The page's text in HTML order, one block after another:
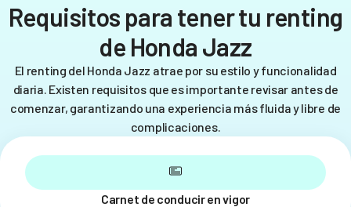
Requisitos para tener tu renting
de Honda Jazz
El renting del Honda Jazz atrae por su estilo y funcionalidad
diaria. Existen requisitos que es importante revisar antes de
comenzar, garantizando una experiencia más fluida y libre de
complicaciones.
Carnet de conducir en vigor